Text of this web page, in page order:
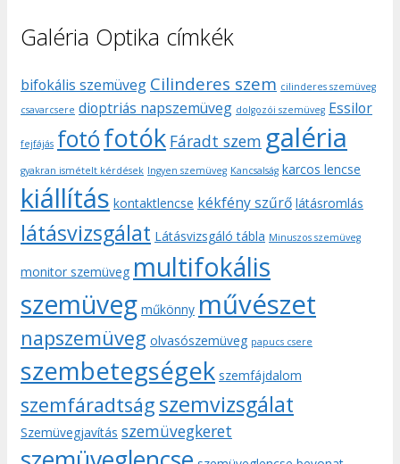
Galéria Optika címkék
bifokális szemüveg Cilinderes szem cilinderes szemüveg
csavarcsere dioptriás napszemüveg dolgozói szemüveg Essilor
fejfájás fotófotók Fáradt szem galéria
gyakran ismételt kérdések Ingyen szemüveg Kancsalság karcos lencse
kiállítás kontaktlencse kékfény szűrő látásromlás
látásvizsgálat Látásvizsgáló tábla Minuszos szemüveg
monitor szemüveg multifokális
szemüveg műkönny művészet
napszemüveg olvasószemüveg papucs csere
szembetegségek szemfájdalom
szemfáradtság szemvizsgálat
Szemüvegjavítás szemüvegkeret